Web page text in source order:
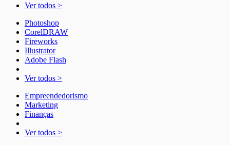
Ver todos >
Photoshop
CorelDRAW
Fireworks
Illustrator
Adobe Flash
Ver todos >
Empreendedorismo
Marketing
Finanças
Ver todos >